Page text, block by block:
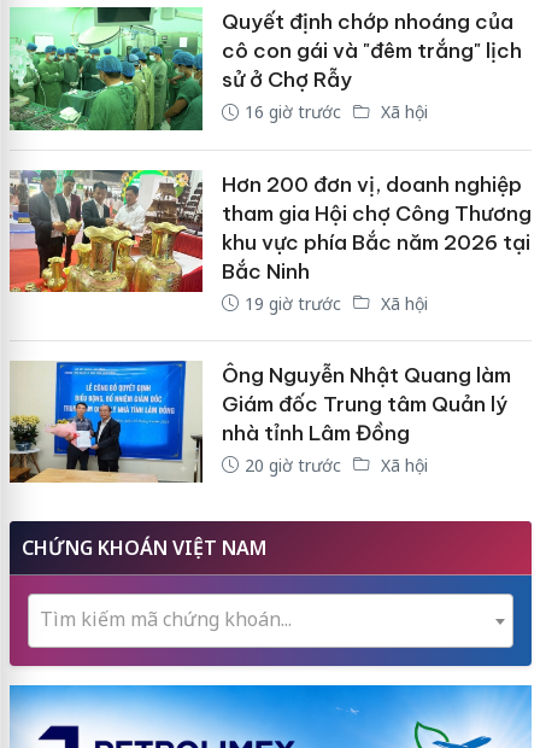
Quyết định chớp nhoáng của
cô con gái và "đêm trắng" lịch
sử ở Chợ Rẫy
16 giờ trước Xã hội
Hơn 200 đơn vị, doanh nghiệp
tham gia Hội chợ Công Thương
khu vực phía Bắc năm 2026 tại
Bắc Ninh
19 giờ trước Xã hội
Ông Nguyễn Nhật Quang làm
Giám đốc Trung tâm Quản lý
nhà tỉnh Lâm Đồng
20 giờ trước Xã hội
CHỨNG KHOÁN VIỆT NAM
Tìm kiếm mã chứng khoán...